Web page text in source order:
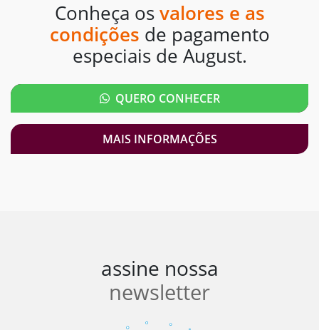
Conheça os valores e as
condições de pagamento
especiais de August.
QUERO CONHECER
MAIS INFORMAÇÕES
assine nossa
newsletter